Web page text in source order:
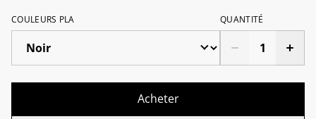
COULEURS PLA QUANTITÉ
Acheter